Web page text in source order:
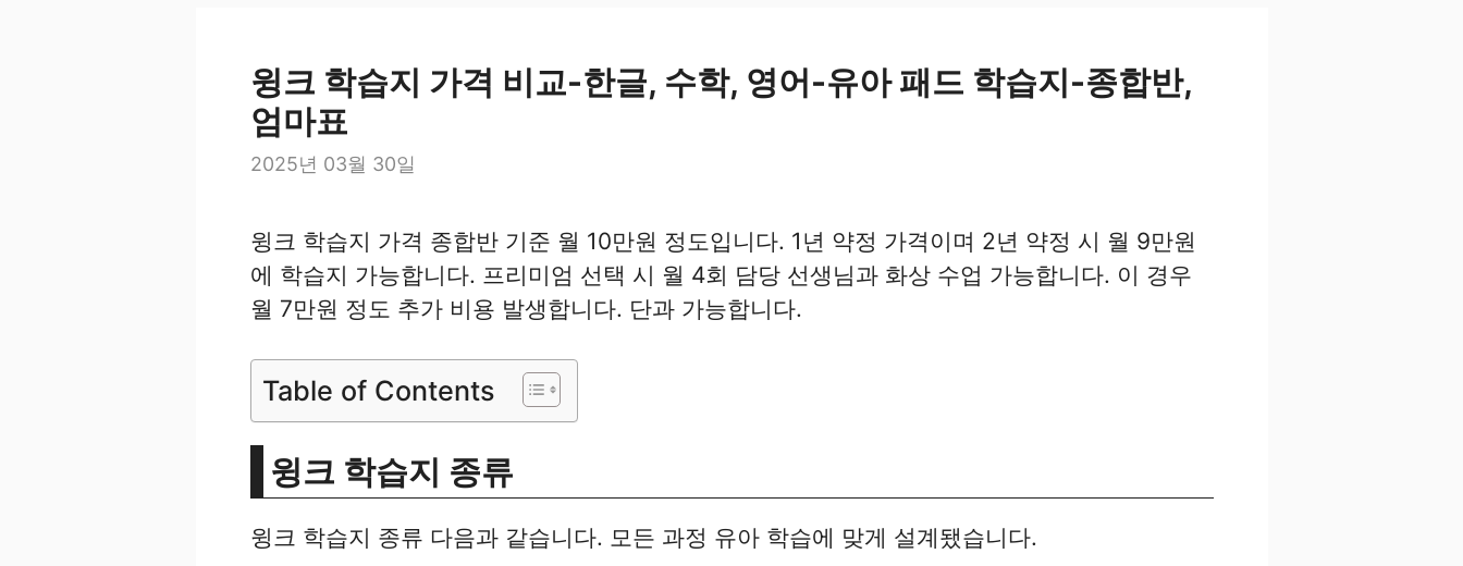
윙크 학습지 가격 비교-한글, 수학, 영어-유아 패드 학습지-종합반,
엄마표
2025년 03월 30일
윙크 학습지 가격 종합반 기준 월 10만원 정도입니다. 1년 약정 가격이며 2년 약정 시 월 9만원
에 학습지 가능합니다. 프리미엄 선택 시 월 4회 담당 선생님과 화상 수업 가능합니다. 이 경우
월 7만원 정도 추가 비용 발생합니다. 단과 가능합니다.
Table of Contents
윙크 학습지 종류
윙크 학습지 종류 다음과 같습니다. 모든 과정 유아 학습에 맞게 설계됐습니다.